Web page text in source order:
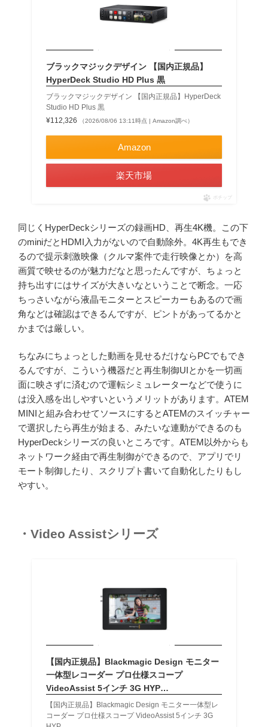
ブラックマジックデザイン 【国内正規品】
HyperDeck Studio HD Plus 黒
ブラックマジックデザイン 【国内正規品】HyperDeck
Studio HD Plus 黒
¥112,326
（2026/08/06 13:11時点 | Amazon調べ）
Amazon
楽天市場
ポチップ
同じくHyperDeckシリーズの録画HD、再生4K機。この下
のminiだとHDMI入力がないので自動除外。4K再生もでき
るので提示刺激映像（クルマ案件で走行映像とか）を高
画質で映せるのが魅力だなと思ったんですが、ちょっと
持ち出すにはサイズが大きいなということで断念。一応
ちっさいながら液晶モニターとスピーカーもあるので画
角などは確認はできるんですが、ピントがあってるかと
かまでは厳しい。
ちなみにちょっとした動画を見せるだけならPCでもでき
るんですが、こういう機器だと再生制御UIとかを一切画
面に映さずに済むので運転シミュレーターなどで使うに
は没入感を出しやすいというメリットがあります。ATEM
MINIと組み合わせてソースにするとATEMのスイッチャー
で選択したら再生が始まる、みたいな連動ができるのも
HyperDeckシリーズの良いところです。ATEM以外からも
ネットワーク経由で再生制御ができるので、アプリでリ
モート制御したり、スクリプト書いて自動化したりもし
やすい。
・Video Assistシリーズ
【国内正規品】Blackmagic Design モニター
一体型レコーダー プロ仕様スコープ
VideoAssist 5インチ 3G HYP…
【国内正規品】Blackmagic Design モニター一体型レ
コーダー プロ仕様スコープ VideoAssist 5インチ 3G